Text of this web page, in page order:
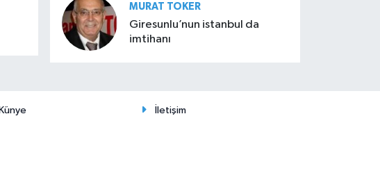
MURAT TOKER
Giresunlu’nun istanbul da
imtihanı
Künye İletişim